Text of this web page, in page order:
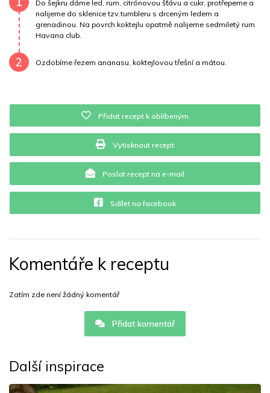
Vitamín B12 0 mg Vitamín C4.6 mg
Vitamín E
Do šejkru dáme led, rum, citrónovou šťávu a cukr, protřepeme a
nalijeme do sklenice tzv.tumbleru s drceným ledem a
grenadinou. Na povrch koktejlu opatrně nalijeme sedmiletý rum
Havana club.
2 Ozdobíme řezem ananasu, koktejlovou třešní a mátou.
Přidat recept k oblíbeným
Vytisknout recept
Poslat recept na e-mail
Sdílet na facebook
Komentáře k receptu
Zatím zde není žádný komentář
Přidat komentář
Další inspirace